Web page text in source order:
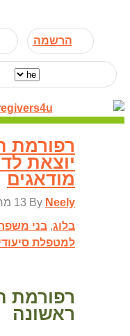
הרשמה
רפורמת
יוצאת
מודאגים
By Neely
13 מרץ, 2018
בלוג, בני
למטפלת
רפורמת
ראשונה